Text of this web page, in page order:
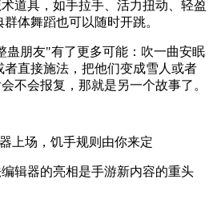
道具，如手拉手、活力扭动、轻盈
体舞蹈也可以随时开跳。
蛊朋友"有了更多可能：吹一曲安眠
直接施法，把他们变成雪人或者
不会报复，那就是另一个故事了。
上场，饥手规则由你来定
辑器的亮相是手游新内容的重头